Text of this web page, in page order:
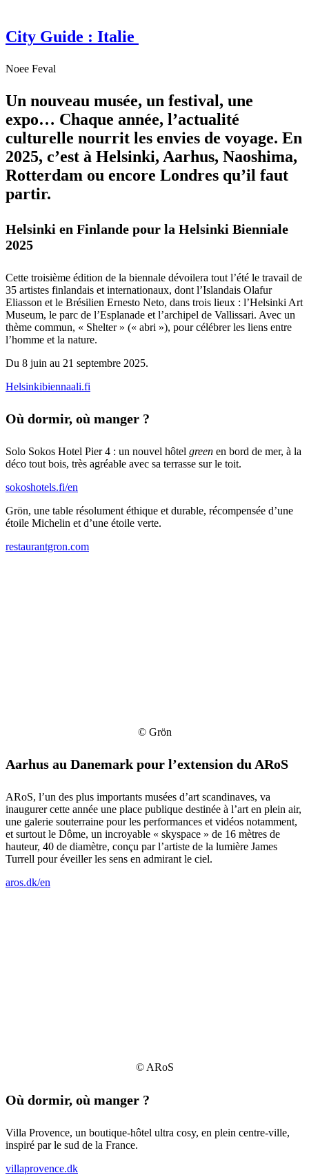
City Guide : Italie
Noee Feval
Un nouveau musée, un festival, une
expo… Chaque année, l’actualité
culturelle nourrit les envies de voyage. En
2025, c’est à Helsinki, Aarhus, Naoshima,
Rotterdam ou encore Londres qu’il faut
partir.
Helsinki en Finlande pour la Helsinki Bienniale
2025
Cette troisième édition de la biennale dévoilera tout l’été le travail de
35 artistes finlandais et internationaux, dont l’Islandais Olafur
Eliasson et le Brésilien Ernesto Neto, dans trois lieux : l’Helsinki Art
Museum, le parc de l’Esplanade et l’archipel de Vallissari. Avec un
thème commun, « Shelter » (« abri »), pour célébrer les liens entre
l’homme et la nature.
Du 8 juin au 21 septembre 2025.
Helsinkibiennaali.fi
Où dormir, où manger ?
Solo Sokos Hotel Pier 4 : un nouvel hôtel green en bord de mer, à la
déco tout bois, très agréable avec sa terrasse sur le toit.
sokoshotels.fi/en
Grön, une table résolument éthique et durable, récompensée d’une
étoile Michelin et d’une étoile verte.
restaurantgron.com
© Grön
Aarhus au Danemark pour l’extension du ARoS
ARoS, l’un des plus importants musées d’art scandinaves, va
inaugurer cette année une place publique destinée à l’art en plein air,
une galerie souterraine pour les performances et vidéos notamment,
et surtout le Dôme, un incroyable « skyspace » de 16 mètres de
hauteur, 40 de diamètre, conçu par l’artiste de la lumière James
Turrell pour éveiller les sens en admirant le ciel.
aros.dk/en
© ARoS
Où dormir, où manger ?
Villa Provence, un boutique-hôtel ultra cosy, en plein centre-ville,
inspiré par le sud de la France.
villaprovence.dk